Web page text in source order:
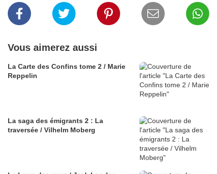
Vous aimerez aussi
La Carte des Confins tome 2 / Marie
Reppelin
La saga des émigrants 2 : La
traversée / Vilhelm Moberg